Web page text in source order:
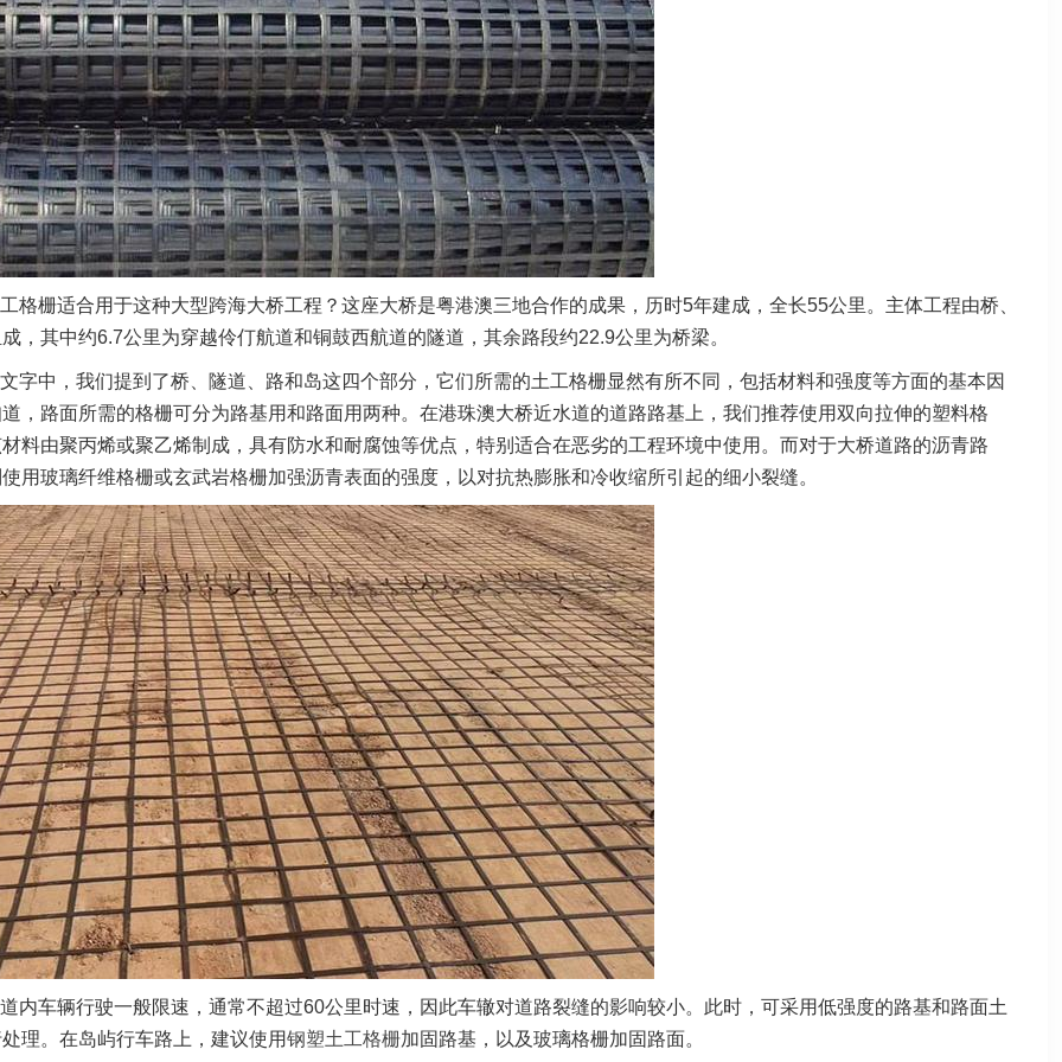
格栅适合用于这种大型跨海大桥工程？这座大桥是粤港澳三地合作的成果，历时5年建成，全长55公里。主体工程由桥、
，其中约6.7公里为穿越伶仃航道和铜鼓西航道的隧道，其余路段约22.9公里为桥梁。
字中，我们提到了桥、隧道、路和岛这四个部分，它们所需的土工格栅显然有所不同，包括材料和强度等方面的基本因
，路面所需的格栅可分为路基用和路面用两种。在港珠澳大桥近水道的道路路基上，我们推荐使用双向拉伸的塑料格
料由聚丙烯或聚乙烯制成，具有防水和耐腐蚀等优点，特别适合在恶劣的工程环境中使用。而对于大桥道路的沥青路
用玻璃纤维格栅或玄武岩格栅加强沥青表面的强度，以对抗热膨胀和冷收缩所引起的细小裂缝。
内车辆行驶一般限速，通常不超过60公里时速，因此车辙对道路裂缝的影响较小。此时，可采用低强度的路基和路面土
理。在岛屿行车路上，建议使用钢塑土工格栅加固路基，以及玻璃格栅加固路面。